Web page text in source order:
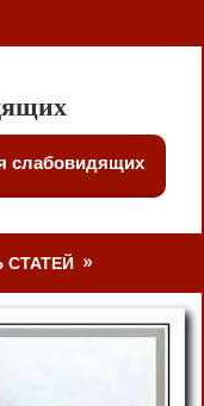
слабовидящих
СТАТЕЙ